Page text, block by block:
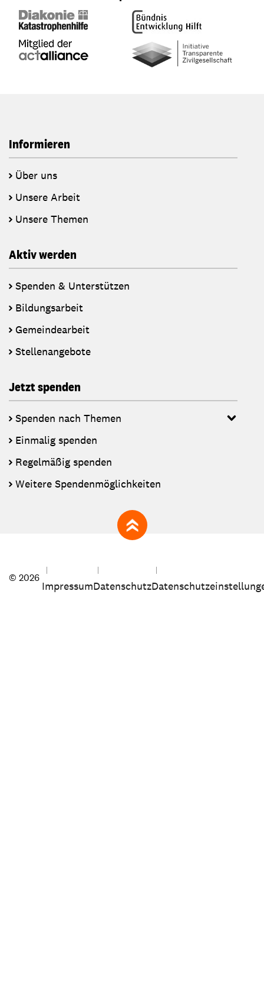
Informieren
Über uns
Unsere Arbeit
Unsere Themen
Aktiv werden
Spenden & Unterstützen
Bildungsarbeit
Gemeindearbeit
Stellenangebote
Jetzt spenden
Spenden nach Themen
Einmalig spenden
Regelmäßig spenden
Weitere Spendenmöglichkeiten
zum Seitenanfang
© 2026
ImpressumDatenschutz